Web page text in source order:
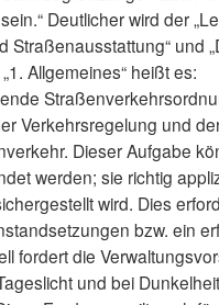
Deutlicher wird der
Straßenausstattung“ und
Allgemeines“ heißt es:
Verkehrsregelung und
Dieser Aufgabe
werden; sie richtig
wird. Dies
bzw. ein
die
und bei